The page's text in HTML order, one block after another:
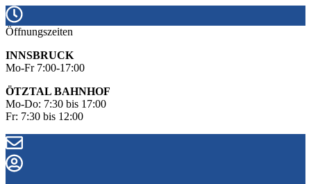
Öffnungszeiten
INNSBRUCK
Mo-Fr 7:00-17:00
ÖTZTAL BAHNHOF
Mo-Do: 7:30 bis 17:00
Fr: 7:30 bis 12:00